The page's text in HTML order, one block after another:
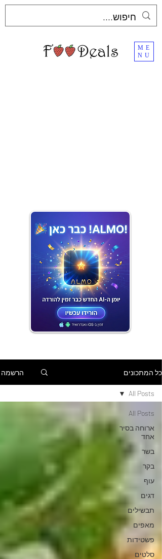
ME
NU
כל המתכונים הרשמה
All Posts
ארוחה בסיר
אחד
בשר
בקר
עוף
דגים
תבשילים
מאפים
פשטידות
סלטים
All Posts